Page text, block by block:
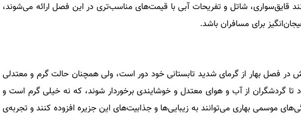
قایق‌سواری، شاتل و تفریحات آبی با قیمت‌های مناسب‌تری در این فصل ارائه می‌شوند،
برای مسافران باشد.
در فصل بهار از گرمای شدید تابستانی خود دور است، ولی همچنان حالت گرم و معتدلی
گردشگران از آب و هوای معتدل و خوشایندی برخوردار شوند، که نه خیلی گرم است و
موسمی بهاری می‌توانند به زیبایی‌ها و جذابیت‌های این جزیره افزوده کنند و تجربه‌ی